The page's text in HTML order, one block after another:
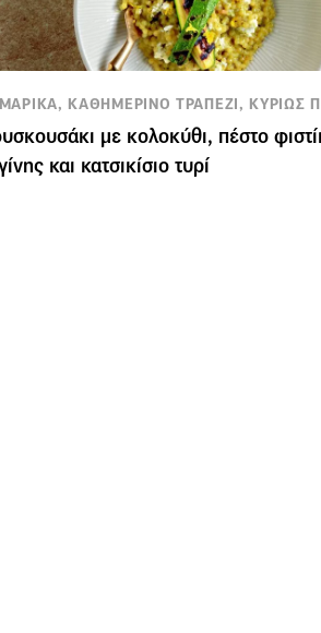
ΚΑΘΗΜΕΡΙΝΟ ΤΡΑΠΕΖΙ, ΚΥΡΙΩΣ
με κολοκύθι, πέστο
και κατσικίσιο τυρί